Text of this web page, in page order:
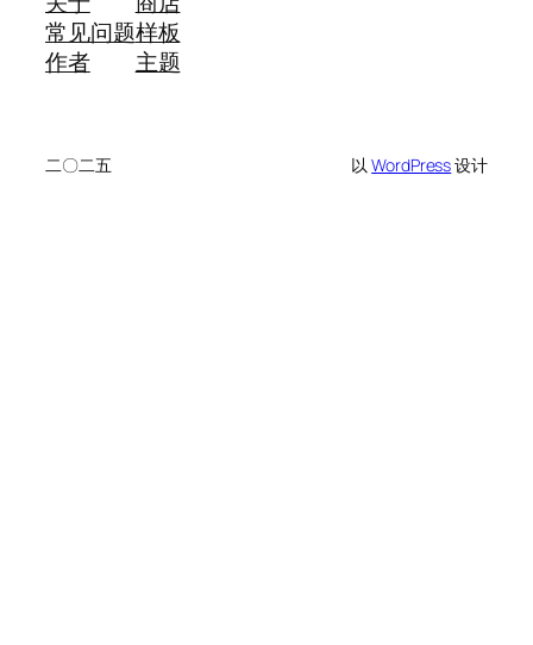
常见问题
作者
样板
主题
二〇二五 以WordPress设计